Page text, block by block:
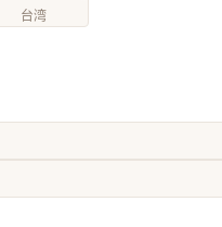
台湾